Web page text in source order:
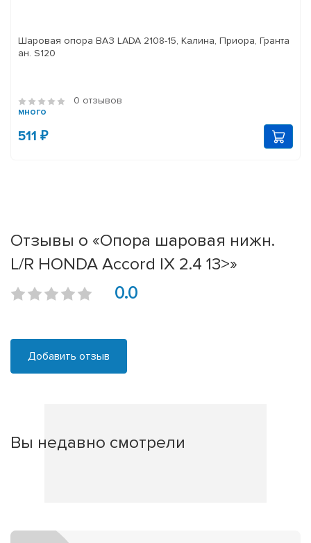
Шаровая опора ВАЗ LADA 2108-15, Калина, Приора, Гранта
ан. S120
0 отзывов
много
511 ₽
Отзывы о «Опора шаровая нижн.
L/R HONDA Accord IX 2.4 13>»
0.0
Добавить отзыв
Вы недавно смотрели